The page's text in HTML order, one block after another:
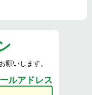
願いします。
ルアドレス